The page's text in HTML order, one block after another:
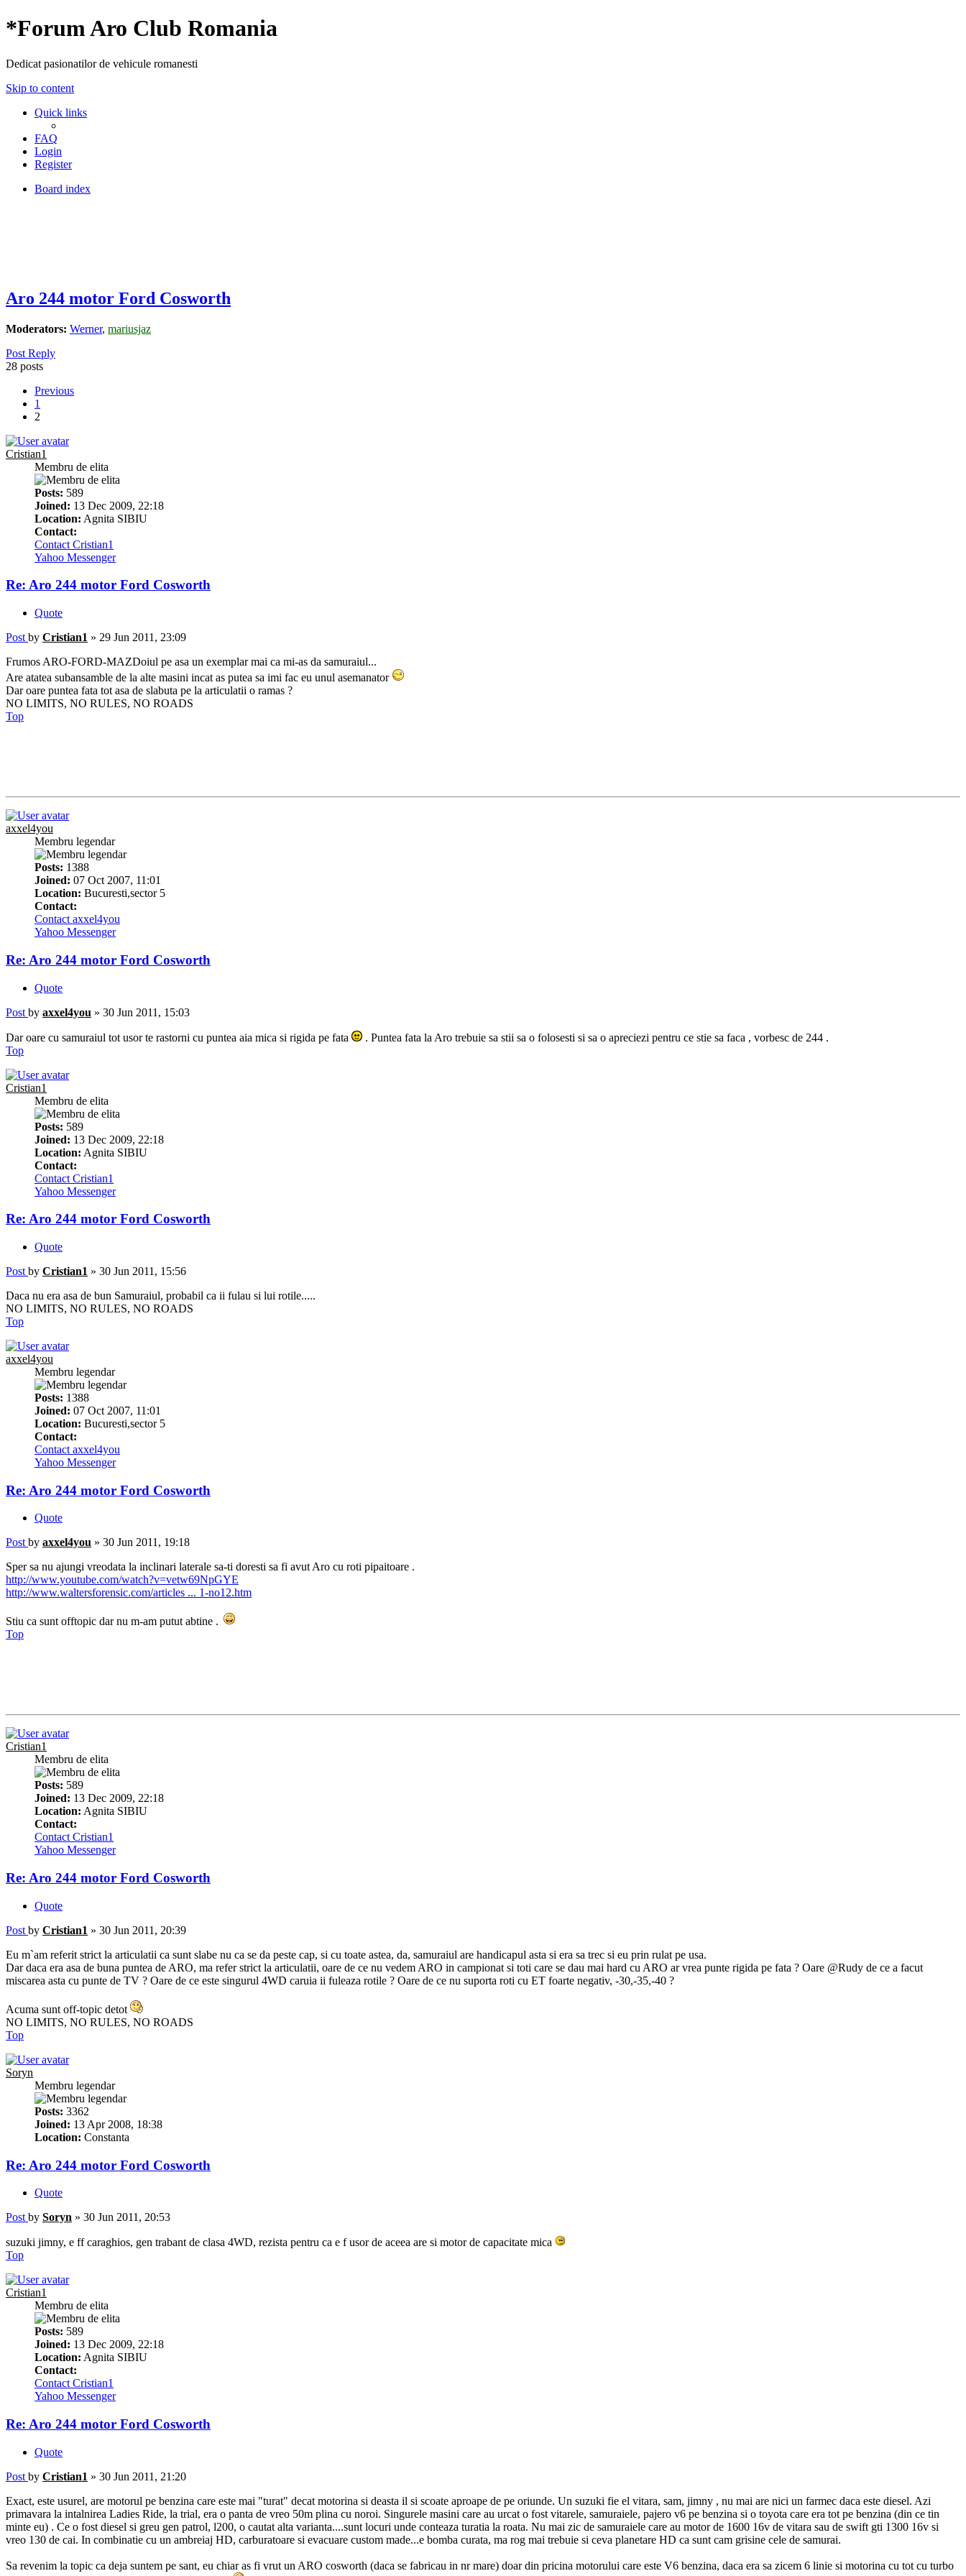
*Forum Aro Club Romania
Dedicat pasionatilor de vehicule romanesti
Skip to content
Quick links
FAQ
Login
Register
Board index
Aro 244 motor Ford Cosworth
Moderators: Werner, mariusjaz
Post Reply
28 posts
Previous
1
2
Cristian1
Membru de elita
Posts: 589
Joined: 13 Dec 2009, 22:18
Location: Agnita SIBIU
Contact:
Contact Cristian1
Yahoo Messenger
Re: Aro 244 motor Ford Cosworth
Quote
Post by Cristian1 » 29 Jun 2011, 23:09
Frumos ARO-FORD-MAZDoiul pe asa un exemplar mai ca mi-as da samuraiul...
Are atatea subansamble de la alte masini incat as putea sa imi fac eu unul asemanator
Dar oare puntea fata tot asa de slabuta pe la articulatii o ramas ?
NO LIMITS, NO RULES, NO ROADS
Top
axxel4you
Membru legendar
Posts: 1388
Joined: 07 Oct 2007, 11:01
Location: Bucuresti,sector 5
Contact:
Contact axxel4you
Yahoo Messenger
Re: Aro 244 motor Ford Cosworth
Quote
Post by axxel4you » 30 Jun 2011, 15:03
Dar oare cu samuraiul tot usor te rastorni cu puntea aia mica si rigida pe fata
. Puntea fata la Aro trebuie sa stii sa o folosesti si sa o apreciezi pentru ce stie sa faca , vorbesc de 244 .
Top
Cristian1
Membru de elita
Posts: 589
Joined: 13 Dec 2009, 22:18
Location: Agnita SIBIU
Contact:
Contact Cristian1
Yahoo Messenger
Re: Aro 244 motor Ford Cosworth
Quote
Post by Cristian1 » 30 Jun 2011, 15:56
Daca nu era asa de bun Samuraiul, probabil ca ii fulau si lui rotile.....
NO LIMITS, NO RULES, NO ROADS
Top
axxel4you
Membru legendar
Posts: 1388
Joined: 07 Oct 2007, 11:01
Location: Bucuresti,sector 5
Contact:
Contact axxel4you
Yahoo Messenger
Re: Aro 244 motor Ford Cosworth
Quote
Post by axxel4you » 30 Jun 2011, 19:18
Sper sa nu ajungi vreodata la inclinari laterale sa-ti doresti sa fi avut Aro cu roti pipaitoare .
http://www.youtube.com/watch?v=vetw69NpGYE
http://www.waltersforensic.com/articles ... 1-no12.htm
Stiu ca sunt offtopic dar nu m-am putut abtine .
Top
Cristian1
Membru de elita
Posts: 589
Joined: 13 Dec 2009, 22:18
Location: Agnita SIBIU
Contact:
Contact Cristian1
Yahoo Messenger
Re: Aro 244 motor Ford Cosworth
Quote
Post by Cristian1 » 30 Jun 2011, 20:39
Eu m`am referit strict la articulatii ca sunt slabe nu ca se da peste cap, si cu toate astea, da, samuraiul are handicapul asta si era sa trec si eu prin rulat pe usa.
Dar daca era asa de buna puntea de ARO, ma refer strict la articulatii, oare de ce nu vedem ARO in campionat si toti care se dau mai hard cu ARO ar vrea punte rigida pe fata ? Oare @Rudy de ce a facut
miscarea asta cu punte de TV ? Oare de ce este singurul 4WD caruia ii fuleaza rotile ? Oare de ce nu suporta roti cu ET foarte negativ, -30,-35,-40 ?
Acuma sunt off-topic detot
NO LIMITS, NO RULES, NO ROADS
Top
Soryn
Membru legendar
Posts: 3362
Joined: 13 Apr 2008, 18:38
Location: Constanta
Re: Aro 244 motor Ford Cosworth
Quote
Post by Soryn » 30 Jun 2011, 20:53
suzuki jimny, e ff caraghios, gen trabant de clasa 4WD, rezista pentru ca e f usor de aceea are si motor de capacitate mica
Top
Cristian1
Membru de elita
Posts: 589
Joined: 13 Dec 2009, 22:18
Location: Agnita SIBIU
Contact:
Contact Cristian1
Yahoo Messenger
Re: Aro 244 motor Ford Cosworth
Quote
Post by Cristian1 » 30 Jun 2011, 21:20
Exact, este usurel, are motorul pe benzina care este mai "turat" decat motorina si deasta il si scoate aproape de pe oriunde. Un suzuki fie el vitara, sam, jimny , nu mai are nici un farmec daca este diesel. Azi
primavara la intalnirea Ladies Ride, la trial, era o panta de vreo 50m plina cu noroi. Singurele masini care au urcat o fost vitarele, samuraiele, pajero v6 pe benzina si o toyota care era tot pe benzina (din ce tin
minte eu) . Ce o fost diesel si greu gen patrol, l200, o cautat alta varianta....sunt locuri unde conteaza turatia la roata. Nu mai zic de samuraiele care au motor de 1600 16v de vitara sau de swift gti 1300 16v si
vreo 130 de cai. In combinatie cu un ambreiaj HD, carburatoare si evacuare custom made...e bomba curata, ma rog mai trebuie si ceva planetare HD ca sunt cam grisine cele de samurai.
Sa revenim la topic ca deja suntem pe sant, eu chiar as fi vrut un ARO cosworth (daca se fabricau in nr mare) doar din pricina motorului care este V6 benzina, daca era sa zicem 6 linie si motorina cu tot cu turbo